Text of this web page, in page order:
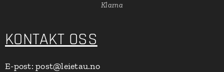
Klarna
KONTAKT OSS
E-post: post@leietau.no